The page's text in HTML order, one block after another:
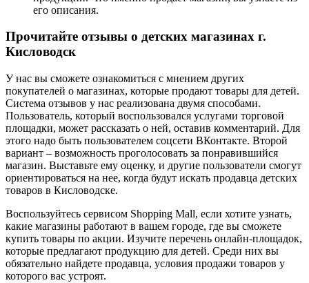
его описания.
Прочитайте отзывы о детских магазинах г.
Кисловодск
У нас вы сможете ознакомиться с мнением других
покупателей о магазинах, которые продают товары для детей.
Система отзывов у нас реализована двумя способами.
Пользователь, который воспользовался услугами торговой
площадки, может рассказать о ней, оставив комментарий. Для
этого надо быть пользователем соцсети ВКонтакте. Второй
вариант – возможность проголосовать за понравившийся
магазин. Выставьте ему оценку, и другие пользователи смогут
ориентироваться на нее, когда будут искать продавца детских
товаров в Кисловодске.
Воспользуйтесь сервисом Shopping Mall, если хотите узнать,
какие магазины работают в вашем городе, где вы сможете
купить товары по акции. Изучите перечень онлайн-площадок,
которые предлагают продукцию для детей. Среди них вы
обязательно найдете продавца, условия продажи товаров у
которого вас устроят.